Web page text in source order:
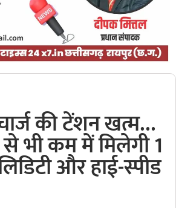
की टेंशन खत्म…
भी कम में मिलेगी 1
और हाई-स्पीड